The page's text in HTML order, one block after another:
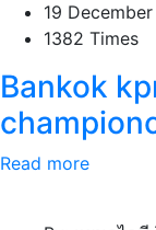
19
1382 Times
Bankok
Read more